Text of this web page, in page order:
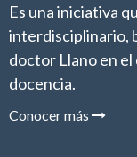
Es una iniciativa
interdisciplinario,
doctor Llano en
docencia.
Conocer más